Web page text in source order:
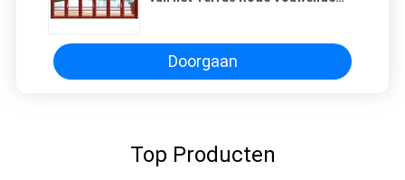
Doorgaan
Top Producten